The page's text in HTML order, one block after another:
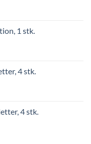
1 stk.
4 stk.
4 stk.